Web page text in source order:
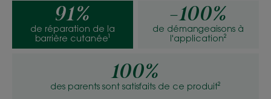
91%
de réparation de la
barrière cutanée¹
-100%
de démangeaisons à
l'application²
100%
des parents sont satisfaits de ce produit²